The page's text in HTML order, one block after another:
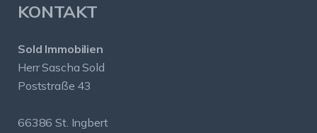
KONTAKT
Sold Immobilien
Herr Sascha Sold
Poststraße 43
66386 St. Ingbert